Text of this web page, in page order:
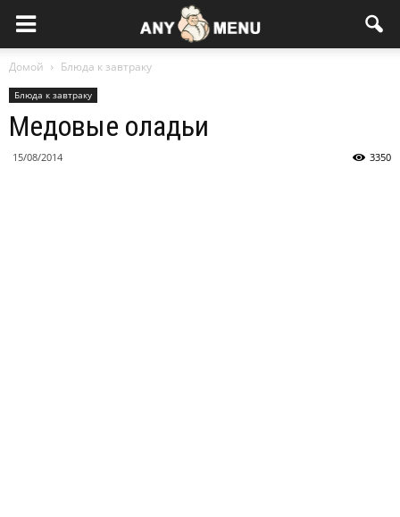
Домой Блюда к завтраку
Блюда к завтраку
Медовые оладьи
15/08/2014 3350